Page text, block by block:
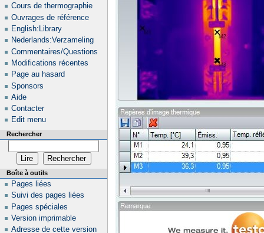
Cours de thermographie
Ouvrages de référence
English:Library
Nederlands:Verzameling
Commentaires/Questions
Modifications récentes
Page au hasard
Sponsors
Aide
Contacter
Edit menu
Rechercher
Boîte à outils
Pages liées
Suivi des pages liées
Pages spéciales
Version imprimable
Adresse de cette version